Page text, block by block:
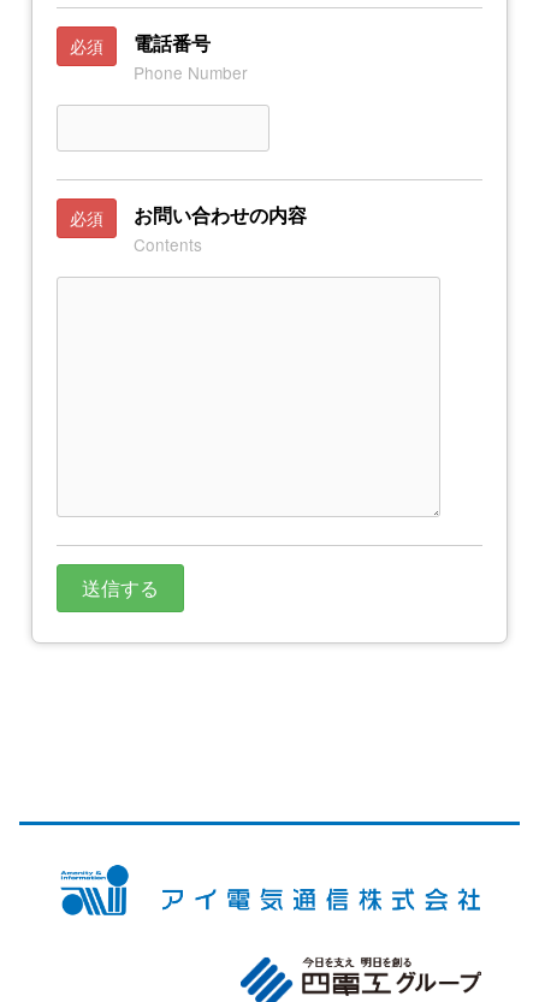
必須 電話番号
Phone Number
必須 お問い合わせの内容
Contents